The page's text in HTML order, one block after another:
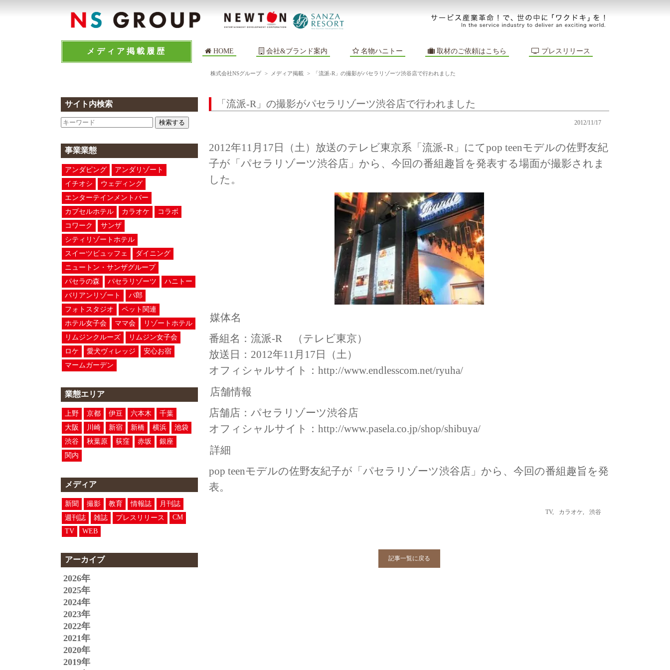
メディア掲載履歴 HOME 会社&ブランド案内 名物ハニトー 取材のご依頼はこちら プレスリリース
株式会社NSグループ > メディア掲載 > 「流派-R」の撮影がパセラリゾーツ渋谷店で行われました
サイト内検索
検索する
事業業態
アンダピング
アンダリゾート
イチオシ
ウェディング
エンターテインメントバー
カプセルホテル
カラオケ
コラボ
コワーク
サンザ
シティリゾートホテル
スイーツビュッフェ
ダイニング
ニュートン・サンザグループ
パセラの森
パセラリゾーツ
ハニトー
バリアンリゾート
パ郎
フォトスタジオ
ペット関連
ホテル女子会
ママ会
リゾートホテル
リムジンクルーズ
リムジン女子会
ロケ
愛犬ヴィレッジ
安心お宿
マームガーデン
業態エリア
上野 京都 伊豆 六本木
千葉
大阪
川崎 新宿 新橋 横浜
池袋
渋谷
秋葉原 荻窪 赤坂
銀座
関内
メディア
新聞 撮影 教育 情報誌
月刊誌
週刊誌
雑誌 プレスリリース
CM
TV
WEB
アーカイブ
2026年
2025年
2024年
2023年
2022年
2021年
2020年
2019年
「流派-R」の撮影がパセラリゾーツ渋谷店で行われました
2012/11/17
2012年11月17日（土）放送のテレビ東京系「流派-R」にてpop teenモデルの佐野友紀
子が「パセラリゾーツ渋谷店」から、今回の番組趣旨を発表する場面が撮影されま
した。
媒体名
番組名：流派-R （テレビ東京）
放送日：2012年11月17日（土）
オフィシャルサイト： http://www.endlesscom.net/ryuha/
店舗情報
店舗店：パセラリゾーツ渋谷店
オフィシャルサイト： http://www.pasela.co.jp/shop/shibuya/
詳細
pop teenモデルの佐野友紀子が「パセラリゾーツ渋谷店」から、今回の番組趣旨を発
表。
TV, カラオケ, 渋谷
記事一覧に戻る